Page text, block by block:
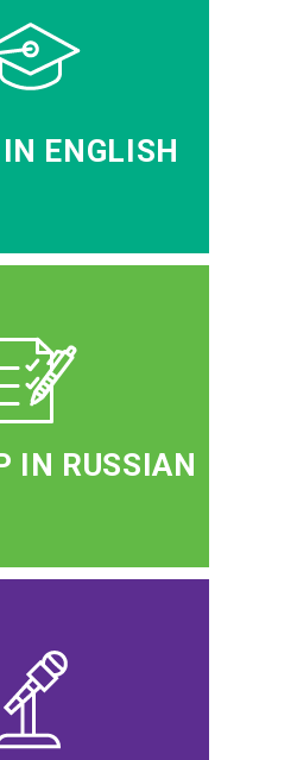
ENGLISH
IN RUSSIAN